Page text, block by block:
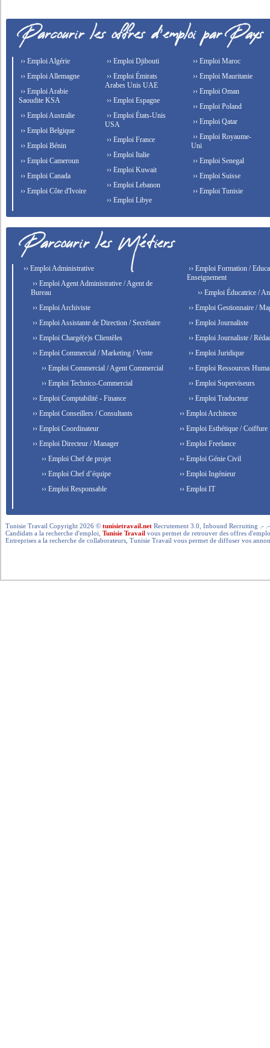
›› Emploi Algérie
›› Emploi Allemagne
›› Emploi Arabie
Saoudite KSA
›› Emploi Australie
›› Emploi Belgique
›› Emploi Bénin
›› Emploi Cameroun
›› Emploi Canada
›› Emploi Côte d'Ivoire
›› Emploi Djibouti
›› Emploi Émirats
Arabes Unis UAE
›› Emploi Espagne
›› Emploi États-Unis
USA
›› Emploi France
›› Emploi Italie
›› Emploi Kuwait
›› Emploi Lebanon
›› Emploi Libye
›› Emploi Maroc
›› Emploi Mauritanie
›› Emploi Oman
›› Emploi Poland
›› Emploi Qatar
›› Emploi Royaume-
Uni
›› Emploi Senegal
›› Emploi Suisse
›› Emploi Tunisie
›› Emploi Administrative
›› Emploi Agent Administrative / Agent de
Bureau
›› Emploi Archiviste
›› Emploi Assistante de Direction / Secrétaire
›› Emploi Chargé(e)s Clientèles
›› Emploi Commercial / Marketing / Vente
›› Emploi Commercial / Agent Commercial
›› Emploi Technico-Commercial
›› Emploi Comptabilité - Finance
›› Emploi Conseillers / Consultants
›› Emploi Coordinateur
›› Emploi Directeur / Manager
›› Emploi Chef de projet
›› Emploi Chef d’équipe
›› Emploi Responsable
›› Emploi Formation /
Enseignement
›› Emploi Éducatrice /
›› Emploi Gestionnaire /
›› Emploi Journaliste
›› Emploi Journaliste /
›› Emploi Juridique
›› Emploi Ressources
›› Emploi Superviseurs
›› Emploi Traducteur
›› Emploi Architecte
›› Emploi Esthétique / Coiffure
›› Emploi Freelance
›› Emploi Génie Civil
›› Emploi Ingénieur
›› Emploi IT
Tunisie Travail Copyright 2026 ©tunisietravail.net Recrutement 3.0, Inbound Recruiting .-
Candidats a la recherche d'emploi,Tunisie Travail vous permet de retrouver des offres
Entreprises a la recherche de collaborateurs, Tunisie Travail vous permet de diffuser vos